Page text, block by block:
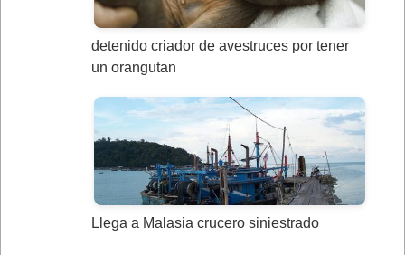
detenido criador de avestruces por tener
un orangutan
Llega a Malasia crucero siniestrado